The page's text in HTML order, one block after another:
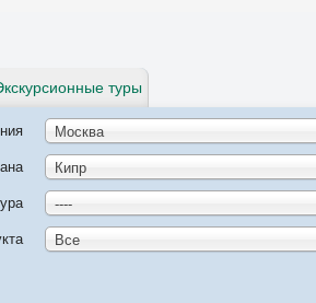
туры
Москва
Кипр
----
Все